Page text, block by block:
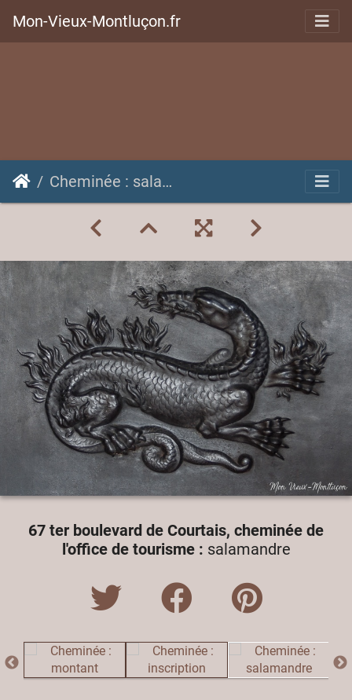
Mon-Vieux-Montluçon.fr
Cheminée : salamandre
67 ter boulevard de Courtais, cheminée de
l'office de tourisme : salamandre